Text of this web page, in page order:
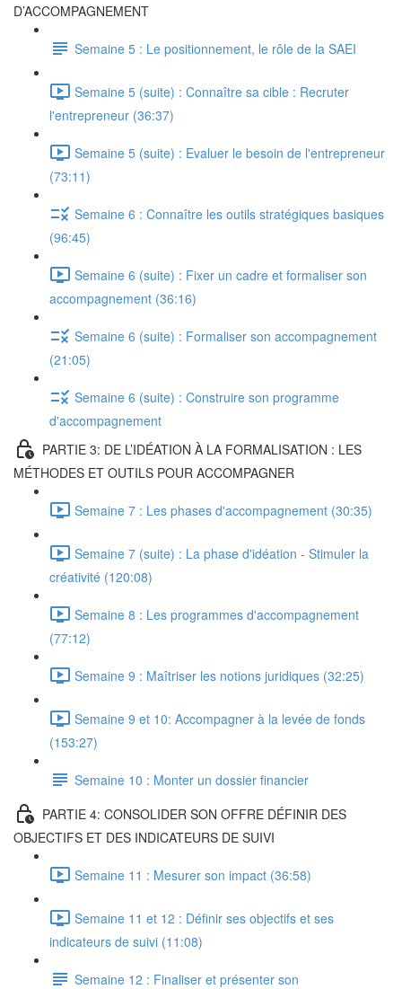
D’ACCOMPAGNEMENT
Semaine 5 : Le positionnement, le rôle de la SAEI
Semaine 5 (suite) : Connaître sa cible : Recruter
l'entrepreneur (36:37)
Semaine 5 (suite) : Evaluer le besoin de l'entrepreneur
(73:11)
Semaine 6 : Connaître les outils stratégiques basiques
(96:45)
Semaine 6 (suite) : Fixer un cadre et formaliser son
accompagnement (36:16)
Semaine 6 (suite) : Formaliser son accompagnement
(21:05)
Semaine 6 (suite) : Construire son programme
d'accompagnement
PARTIE 3: DE L’IDÉATION À LA FORMALISATION : LES
MÉTHODES ET OUTILS POUR ACCOMPAGNER
Semaine 7 : Les phases d'accompagnement (30:35)
Semaine 7 (suite) : La phase d'idéation - Stimuler la
créativité (120:08)
Semaine 8 : Les programmes d'accompagnement
(77:12)
Semaine 9 : Maîtriser les notions juridiques (32:25)
Semaine 9 et 10: Accompagner à la levée de fonds
(153:27)
Semaine 10 : Monter un dossier financier
PARTIE 4: CONSOLIDER SON OFFRE DÉFINIR DES
OBJECTIFS ET DES INDICATEURS DE SUIVI
Semaine 11 : Mesurer son impact (36:58)
Semaine 11 et 12 : Définir ses objectifs et ses
indicateurs de suivi (11:08)
Semaine 12 : Finaliser et présenter son